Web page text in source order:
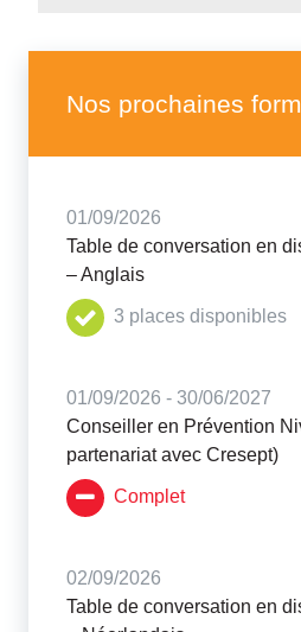
Nos prochaines
01/09/2026
Table de conversation en
– Anglais
3 places disponibles
01/09/2026 - 30/06/2027
Conseiller en Prévention
partenariat avec Cresept)
Complet
02/09/2026
Table de conversation en